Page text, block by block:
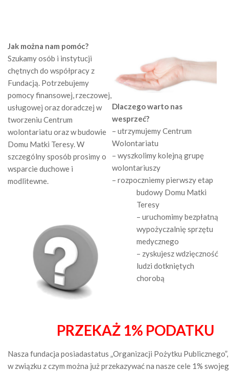
Jak można nam pomóc?
Szukamy osób i instytucji
chętnych do współpracy z
Fundacją. Potrzebujemy
pomocy finansowej, rzeczowej,
usługowej oraz doradczej w
tworzeniu Centrum
wolontariatu oraz w budowie
Domu Matki Teresy. W
szczególny sposób prosimy o
wsparcie duchowe i
modlitewne.
Dlaczego warto nas
wesprzeć?
– utrzymujemy Centrum
Wolontariatu
– wyszkolimy kolejną grupę
wolontariuszy
– rozpoczniemy pierwszy etap
budowy Domu Matki
Teresy
– uruchomimy bezpłatną
wypożyczalnię sprzętu
medycznego
– zyskujesz wdzięczność
ludzi dotkniętych
chorobą
PRZEKAŻ 1% PODATKU
Nasza fundacja posiadastatus „Organizacji Pożytku Publicznego”,
w związku z czym można już przekazywać na nasze cele 1%